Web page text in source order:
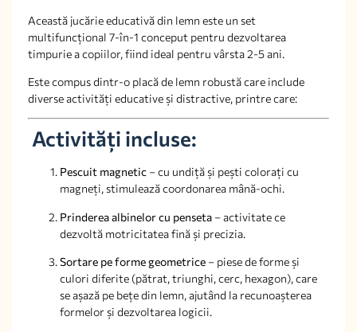
Această jucărie educativă din lemn este un set
multifuncțional 7-în-1 conceput pentru dezvoltarea
timpurie a copiilor, fiind ideal pentru vârsta 2-5 ani.
Este compus dintr-o placă de lemn robustă care include
diverse activități educative și distractive, printre care:
Activități incluse:
Pescuit magnetic – cu undiță și pești colorați cu
magneți, stimulează coordonarea mână-ochi.
Prinderea albinelor cu penseta – activitate ce
dezvoltă motricitatea fină și precizia.
Sortare pe forme geometrice – piese de forme și
culori diferite (pătrat, triunghi, cerc, hexagon), care
se așază pe bețe din lemn, ajutând la recunoașterea
formelor și dezvoltarea logicii.